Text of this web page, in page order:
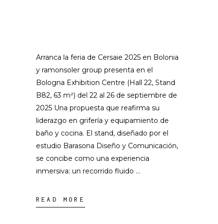
Arranca la feria de Cersaie 2025 en Bolonia
y ramonsoler group presenta en el
Bologna Exhibition Centre (Hall 22, Stand
B82, 63 m²) del 22 al 26 de septiembre de
2025 Una propuesta que reafirma su
liderazgo en grifería y equipamiento de
baño y cocina. El stand, diseñado por el
estudio Barasona Diseño y Comunicación,
se concibe como una experiencia
inmersiva: un recorrido fluido
READ MORE